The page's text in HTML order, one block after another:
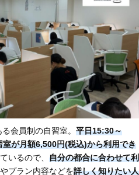
会員制の自習室。 平日15:30～
が月額6,500円(税込)から利用でき
いるので、 自分の都合に合わせて利
プラン内容などを詳しく知りたい人